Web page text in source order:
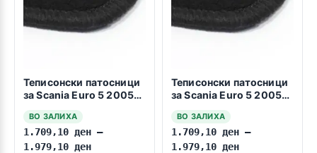
Теписонски патосници
за Scania Euro 5 2005-
ВО ЗАЛИХА
1.709,10 ден –
1.979,10 ден
Теписонски патосници
за Scania Euro 5 2005-
ВО ЗАЛИХА
1.709,10 ден –
1.979,10 ден